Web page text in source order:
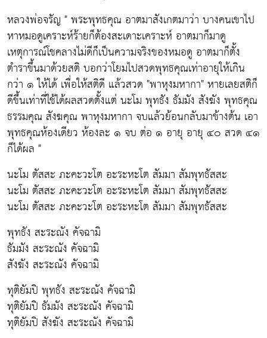
หลวงพ่อจรัญ " พระพุทธคุณ อาตมาสังเกตมาว่า บางคนเขาไป
หาหมอดูเคราะห์ร้ายก็ต้องสะเดาะเคราะห์ อาตมาก็มาดู
เหตุการณ์โชคลางไม่ดีก็เป็นความจริงของหมอดู อาตมาก็ตั้ง
ตำราขึ้นมาด้วยสติ บอกว่าโยมไปสวดพุทธคุณเท่าอายุให้เกิน
กว่า ๑ ให้ได้ เพื่อให้สติดี แล้วสวด "พาหุงมหากา" หายเลยสติก็
ดีขึ้นเท่าที่ใช้ได้ผลสวดตั้งแต่ นะโม พุทธัง ธัมมัง สังฆัง พุทธคุณ
ธรรมคุณ สังฆคุณ พาหุงมหากา จบแล้วย้อนกลับมาข้างต้น เอา
พุทธคุณห้องเดียว ห้องละ ๑ จบ ต่อ ๑ อายุ อายุ ๔๐ สวด ๔๑
ก็ได้ผล "
นะโม ตัสสะ ภะคะวะโต อะระหะโต สัมมา สัมพุทธัสสะ
นะโม ตัสสะ ภะคะวะโต อะระหะโต สัมมา สัมพุทธัสสะ
นะโม ตัสสะ ภะคะวะโต อะระหะโต สัมมา สัมพุทธัสสะ
พุทธัง สะระณัง คัจฉามิ
ธัมมัง สะระณัง คัจฉามิ
สังฆัง สะระณัง คัจฉามิ
ทุติยัมปิ พุทธัง สะระณัง คัจฉามิ
ทุติยัมปิ ธัมมัง สะระณัง คัจฉามิ
ทุติยัมปิ สังฆัง สะระณัง คัจฉามิ